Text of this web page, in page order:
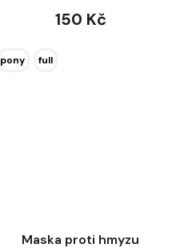
150 Kč
pony full
Maska proti hmyzu